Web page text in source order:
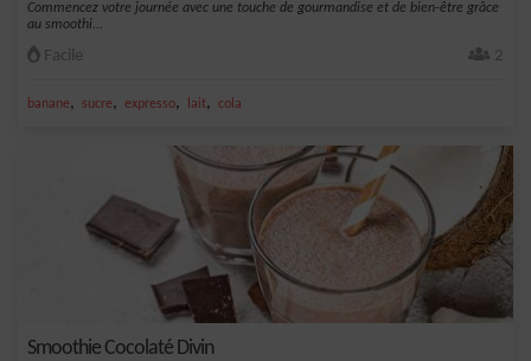
Commencez votre journée avec une touche de gourmandise et de bien-être grâce
au smoothi...
Facile 2
banane, sucre, expresso, lait, cola
Smoothie Cocolaté Divin